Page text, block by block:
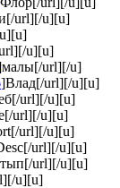
url][/u][u]
u][u]
url][/u]
]Влад[/url][/u][u]
url][/u][u]
url][/u][u]
url][/u][u]
url][/u][u]
url][/u][u]
u][u]